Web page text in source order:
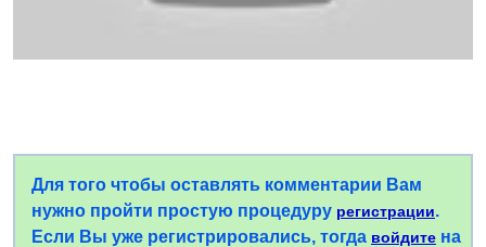
Для того чтобы оставлять комментарии Вам
нужно пройти простую процедуру регистрации.
Если Вы уже регистрировались, тогда войдите на